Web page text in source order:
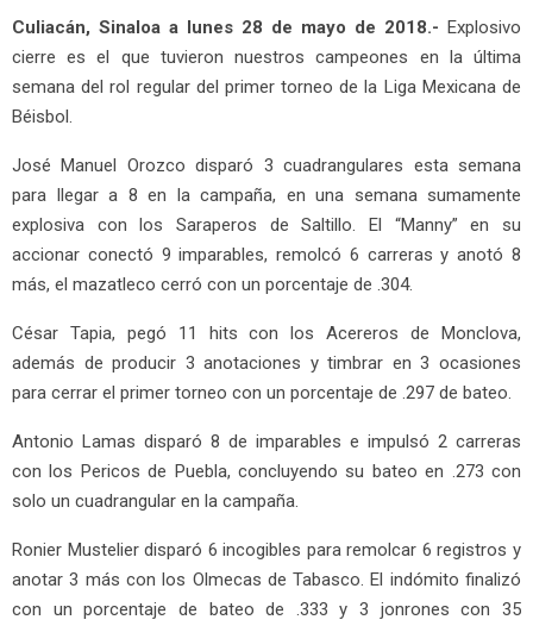
Culiacán, Sinaloa a lunes 28 de mayo de 2018.- Explosivo
cierre es el que tuvieron nuestros campeones en la última
semana del rol regular del primer torneo de la Liga Mexicana de
Béisbol.
José Manuel Orozco disparó 3 cuadrangulares esta semana
para llegar a 8 en la campaña, en una semana sumamente
explosiva con los Saraperos de Saltillo. El “Manny” en su
accionar conectó 9 imparables, remolcó 6 carreras y anotó 8
más, el mazatleco cerró con un porcentaje de .304.
César Tapia, pegó 11 hits con los Acereros de Monclova,
además de producir 3 anotaciones y timbrar en 3 ocasiones
para cerrar el primer torneo con un porcentaje de .297 de bateo.
Antonio Lamas disparó 8 de imparables e impulsó 2 carreras
con los Pericos de Puebla, concluyendo su bateo en .273 con
solo un cuadrangular en la campaña.
Ronier Mustelier disparó 6 incogibles para remolcar 6 registros y
anotar 3 más con los Olmecas de Tabasco. El indómito finalizó
con un porcentaje de bateo de .333 y 3 jonrones con 35